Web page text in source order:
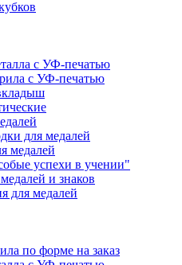
с УФ-печатью
с УФ-печатью
для медалей
медалей
успехи в учении"
и знаков
для медалей
по форме на заказ